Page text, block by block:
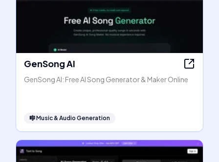
GenSong AI
GenSong AI: Free AI Song Generator & Maker Online
🎼Music & Audio Generation